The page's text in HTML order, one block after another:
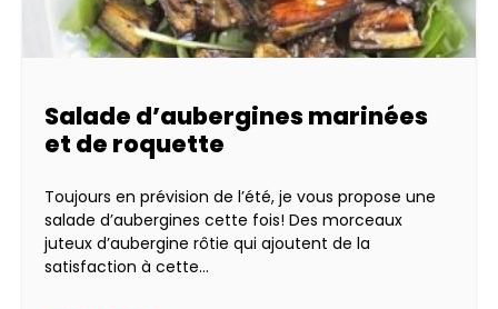
Salade d’aubergines marinées
et de roquette
Toujours en prévision de l’été, je vous propose une
salade d’aubergines cette fois! Des morceaux
juteux d’aubergine rôtie qui ajoutent de la
satisfaction à cette